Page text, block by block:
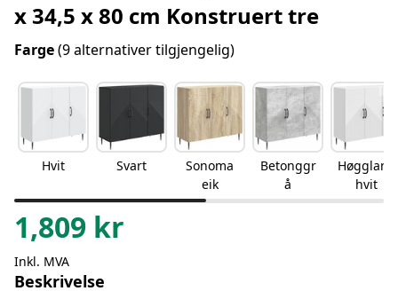
x 34,5 x 80 cm Konstruert tre
Farge(9 alternativer tilgjengelig)
Hvit Svart
Sonoma
eik
Betonggr
å
Høgglans
hvit
1,809 kr
Inkl. MVA
Beskrivelse